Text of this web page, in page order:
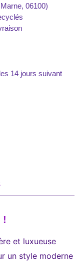
06100)
14 jours suivant
!
et luxueuse
un style moderne